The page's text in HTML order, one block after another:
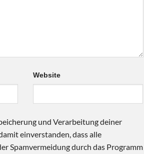
Website
und Verarbeitung deiner
einverstanden, dass alle
Spamvermeidung durch das Programm